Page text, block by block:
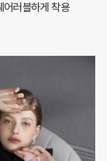
어러블하게 착용